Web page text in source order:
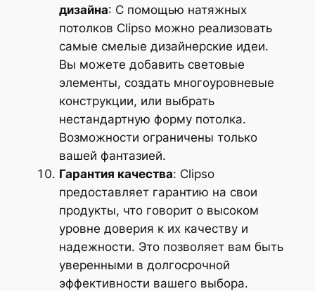
дизайна: С помощью натяжных
потолков Clipso можно реализовать
самые смелые дизайнерские идеи.
Вы можете добавить световые
элементы, создать многоуровневые
конструкции, или выбрать
нестандартную форму потолка.
Возможности ограничены только
вашей фантазией.
Гарантия качества: Clipso
предоставляет гарантию на свои
продукты, что говорит о высоком
уровне доверия к их качеству и
надежности. Это позволяет вам быть
уверенными в долгосрочной
эффективности вашего выбора.